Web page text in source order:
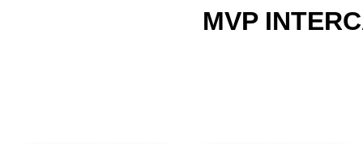
MVP